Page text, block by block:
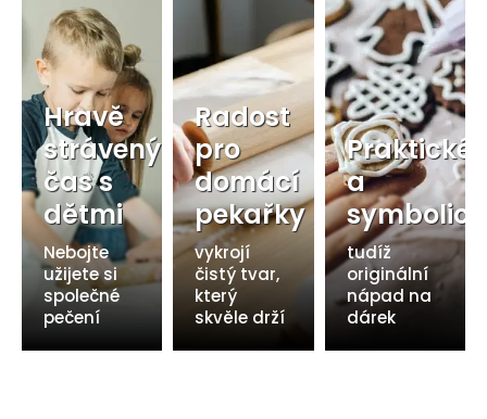
Hravě
strávený
čas s
dětmi
Nebojte
užijete si
společné
pečení
Radost
pro
domácí
pekařky
vykrojí
čistý tvar,
který
skvěle drží
Praktické
a
tudíž
originální
nápad na
dárek